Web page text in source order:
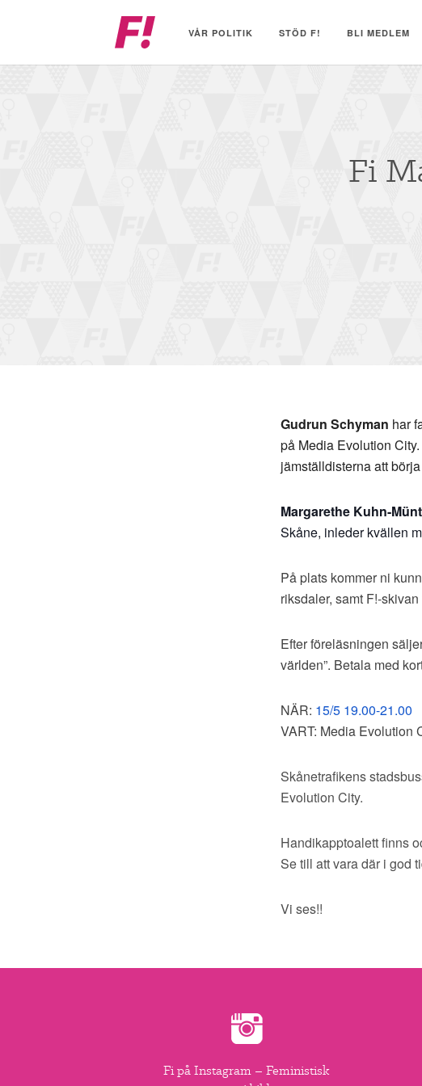
initiativ
VÅR POLITIK STÖD F! BLI MEDLEM
Fi
Gudrun Schyman har
på Media Evolution
jämställdisterna att
Margarethe Kuhn-
Skåne, inleder kvällen
På plats kommer ni
riksdaler, samt F!-
Efter föreläsningen
världen”. Betala med
NÄR: 15/5 19.00-21.00
VART: Media Evolution
Skånetrafikens
Evolution City.
Handikapptoalett finns
Se till att vara där i god
Vi ses!!
Fi på Instagram – Feministisk